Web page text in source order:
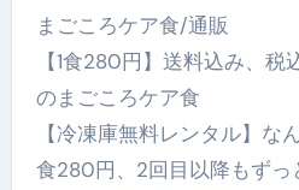
まごころケア食/通販
【1食280円】送料込み、
のまごころケア食
【冷凍庫無料レンタル】な
食280円、2回目以降もずっ